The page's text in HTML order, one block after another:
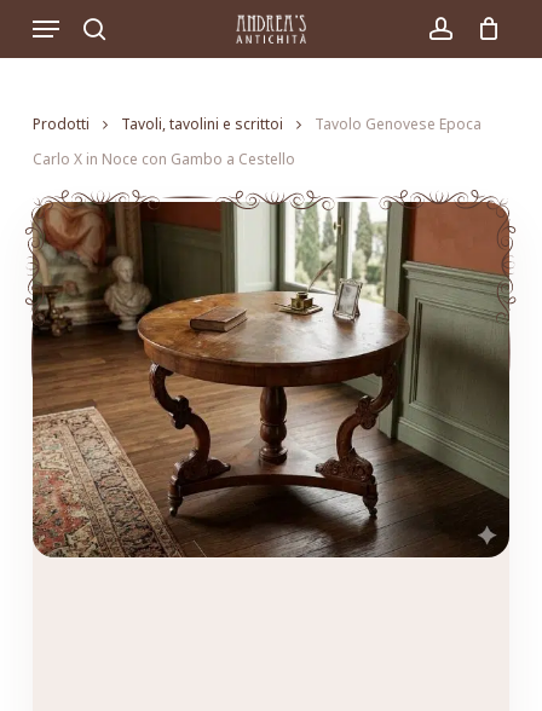
search account
Menu
Prodotti Tavoli, tavolini e scrittoi
Tavolo Genovese Epoca
Carlo X in Noce con Gambo a Cestello